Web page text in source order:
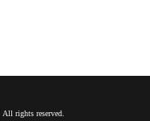
All rights reserved.